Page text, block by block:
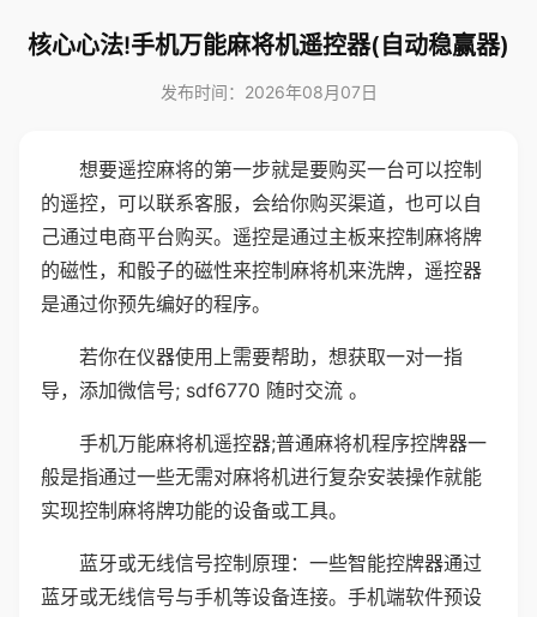
核心心法!手机万能麻将机遥控器(自动稳赢器)
发布时间：2026年08月07日
想要遥控麻将的第一步就是要购买一台可以控制
的遥控，可以联系客服，会给你购买渠道，也可以自
己通过电商平台购买。遥控是通过主板来控制麻将牌
的磁性，和骰子的磁性来控制麻将机来洗牌，遥控器
是通过你预先编好的程序。
若你在仪器使用上需要帮助，想获取一对一指
导，添加微信号; sdf6770 随时交流 。
手机万能麻将机遥控器;普通麻将机程序控牌器一
般是指通过一些无需对麻将机进行复杂安装操作就能
实现控制麻将牌功能的设备或工具。
蓝牙或无线信号控制原理：一些智能控牌器通过
蓝牙或无线信号与手机等设备连接。手机端软件预设